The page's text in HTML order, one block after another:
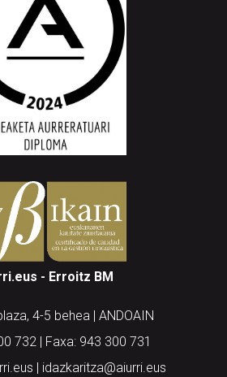
- Erroitz BM
4-5 behea | ANDOAIN
732 | Faxa: 943 300 731
| idazkaritza@aiurri.eus